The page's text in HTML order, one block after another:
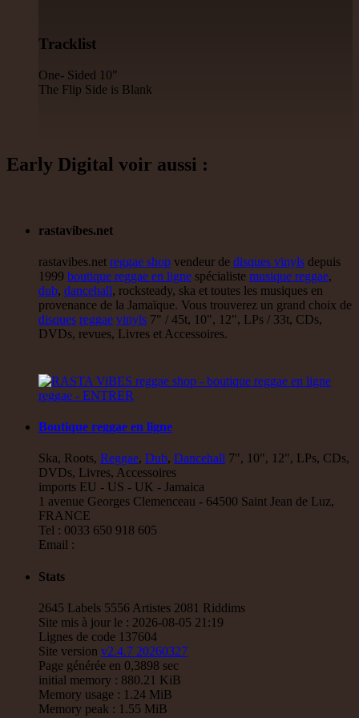
Earth And Power
i Am Not insane - Push On
Uk Dub
P And J Jah Fingers Uk
17.95€
12"
Dhoko Eu
Reggae Hit
15.95€
12"
Mental Stamina Fr
Daba Makourejah
Serial Killer - Woman Being
Uk Dub
Jah Militant Fr
Eastern Roots
Tribe Of Dan - Dub
Uk Dub
12.50€
Tracklist
One- Sided 10"
The Flip Side is Blank
Early Digital voir aussi :
rastavibes.net
rastavibes.net reggae shop vendeur de disques vinyls depuis
1999 boutique reggae en ligne spécialiste musique reggae,
dub, dancehall, rocksteady, ska et toutes les musiques en
provenance de la Jamaïque. Vous trouverez un grand choix de
disques reggae vinyls 7" / 45t, 10", 12", LPs / 33t, CDs,
DVDs, revues, Livres et Accessoires.
Boutique reggae en ligne
Ska, Roots, Reggae, Dub, Dancehall 7", 10", 12", LPs, CDs,
DVDs, Livres, Accessoires
imports EU - US - UK - Jamaica
1 avenue Georges Clemenceau - 64500 Saint Jean de Luz,
FRANCE
Tel : 0033 650 918 605
Email :
Stats
2645 Labels 5556 Artistes 2081 Riddims
Site mis à jour le : 2026-08-05 21:19
Lignes de code 137604
Site version v2.4.7 20260327
Page générée en 0,3898 sec
initial memory : 880.21 KiB
Memory usage : 1.24 MiB
Memory peak : 1.55 MiB